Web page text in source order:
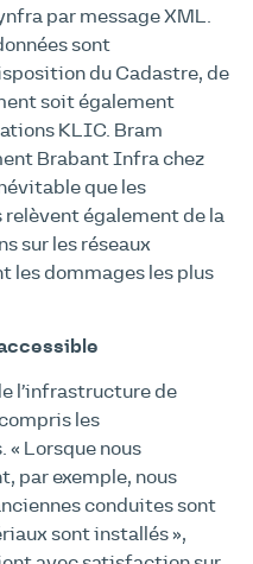
par message XML.
sont
du Cadastre, de
soit également
KLIC. Bram
Brabant Infra chez
que les
également de la
sur les réseaux
les dommages les plus
l’infrastructure de
les
Lorsque nous
par exemple, nous
conduites sont
sont installés »,